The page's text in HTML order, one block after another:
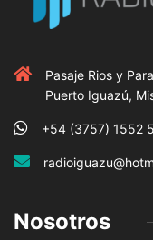
Pasaje Rios y
Puerto Iguazú,
+54 (3757) 1552
Nosotros